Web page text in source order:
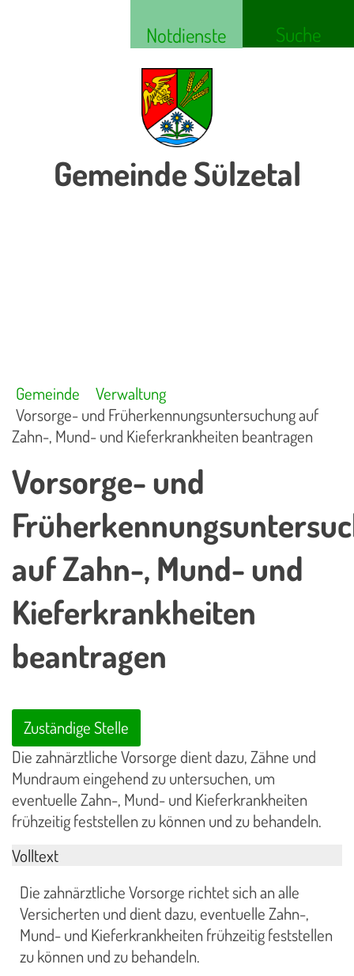
Notdienste Suche
Gemeinde Sülzetal
Gemeinde
Verwaltung
Vorsorge- und Früherkennungsuntersuchung auf
Zahn-, Mund- und Kieferkrankheiten beantragen
Vorsorge- und
auf Zahn-, Mund- und
Kieferkrankheiten
beantragen
Zuständige Stelle
Die zahnärztliche Vorsorge dient dazu, Zähne und
Mundraum eingehend zu untersuchen, um
eventuelle Zahn-, Mund- und Kieferkrankheiten
frühzeitig feststellen zu können und zu behandeln.
Volltext
Die zahnärztliche Vorsorge richtet sich an alle
Versicherten und dient dazu, eventuelle Zahn-,
Mund- und Kieferkrankheiten frühzeitig feststellen
zu können und zu behandeln.